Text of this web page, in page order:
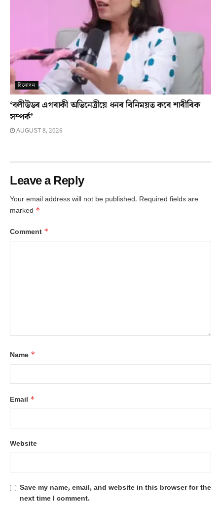
বিনোদন
‘বলীউডৰ এগৰাকী অভিনেত্ৰীয়ে ধনৰ বিনিময়ত কৰে শাৰীৰিক
সম্পৰ্ক’
AUGUST 8, 2026
Leave a Reply
Your email address will not be published. Required fields are
marked *
Comment *
Name *
Email *
Website
Save my name, email, and website in this browser for the
next time I comment.